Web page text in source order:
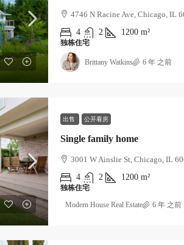
4746 N Racine Ave, Chicago, IL
4
2 1200 m²
独栋住宅
Brittany Watkins 6 年 之前
出售 公开看房
Single family home
3001 W Ainslie St, Chicago, IL
4
2 1200 m²
独栋住宅
Modern House Real Estate 6 年 之前